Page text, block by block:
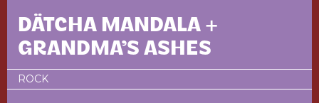
DÄTCHA MANDALA +
GRANDMA’S ASHES
ROCK